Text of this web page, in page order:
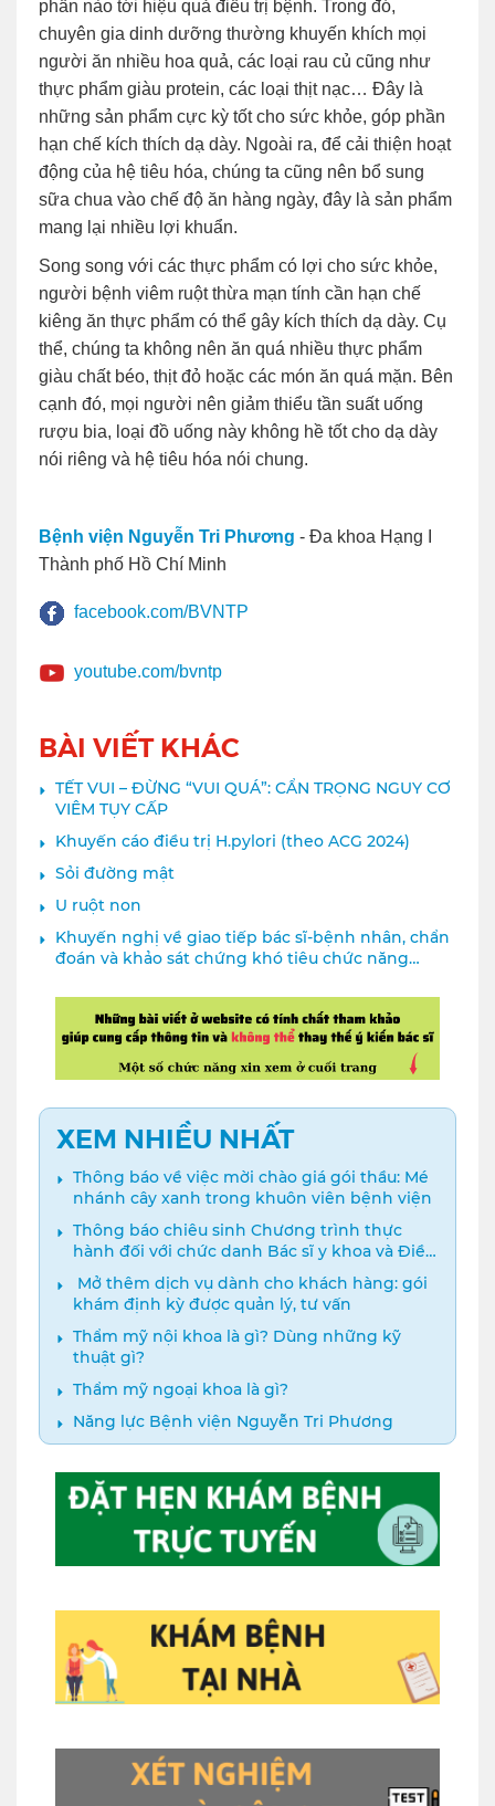
phần nào tới hiệu quả điều trị bệnh. Trong đó,
chuyên gia dinh dưỡng thường khuyến khích mọi
người ăn nhiều hoa quả, các loại rau củ cũng như
thực phẩm giàu protein, các loại thịt nạc… Đây là
những sản phẩm cực kỳ tốt cho sức khỏe, góp phần
hạn chế kích thích dạ dày. Ngoài ra, để cải thiện hoạt
động của hệ tiêu hóa, chúng ta cũng nên bổ sung
sữa chua vào chế độ ăn hàng ngày, đây là sản phẩm
mang lại nhiều lợi khuẩn.
Song song với các thực phẩm có lợi cho sức khỏe,
người bệnh viêm ruột thừa mạn tính cần hạn chế
kiêng ăn thực phẩm có thể gây kích thích dạ dày. Cụ
thể, chúng ta không nên ăn quá nhiều thực phẩm
giàu chất béo, thịt đỏ hoặc các món ăn quá mặn. Bên
cạnh đó, mọi người nên giảm thiểu tần suất uống
rượu bia, loại đồ uống này không hề tốt cho dạ dày
nói riêng và hệ tiêu hóa nói chung.
Bệnh viện Nguyễn Tri Phương - Đa khoa Hạng I
Thành phố Hồ Chí Minh
facebook.com/BVNTP
youtube.com/bvntp
BÀI VIẾT KHÁC
TẾT VUI – ĐỪNG “VUI QUÁ”: CẨN TRỌNG NGUY CƠ
VIÊM TỤY CẤP
Khuyến cáo điều trị H.pylori (theo ACG 2024)
Sỏi đường mật
U ruột non
Khuyến nghị về giao tiếp bác sĩ-bệnh nhân, chẩn
đoán và khảo sát chứng khó tiêu chức năng
XEM NHIỀU NHẤT
Thông báo về việc mời chào giá gói thầu: Mé
nhánh cây xanh trong khuôn viên bệnh viện
Thông báo chiêu sinh Chương trình thực
hành đối với chức danh Bác sĩ y khoa và Điều
dưỡng năm 2024
️ Mở thêm dịch vụ dành cho khách hàng: gói
khám định kỳ được quản lý, tư vấn
Thẩm mỹ nội khoa là gì? Dùng những kỹ
thuật gì?
Thẩm mỹ ngoại khoa là gì?
Năng lực Bệnh viện Nguyễn Tri Phương